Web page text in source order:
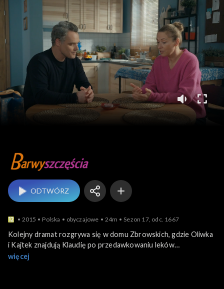
Barwy szczęścia
ODTWÓRZ
2015 Polska obyczajowe 24m Sezon 17, odc. 1667
Kolejny dramat rozgrywa się w domu Zbrowskich, gdzie Oliwka
i Kajtek znajdują Klaudię po przedawkowaniu leków
uspokajających. Z pomocą zjawia się Anna, do której dotarły
więcej